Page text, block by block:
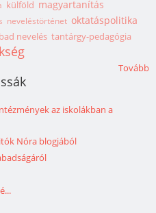
külföld magyartanítás
neveléstörténet oktatáspolitika
nevelés tantárgy-pedagógia
Tovább
az iskolákban a
Nóra blogjából